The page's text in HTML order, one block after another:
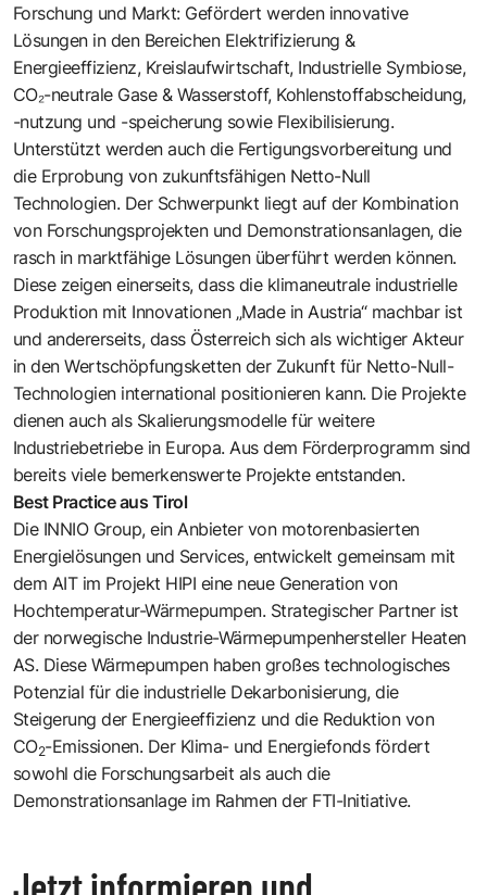
Forschung und Markt: Gefördert werden innovative
Lösungen in den Bereichen Elektrifizierung &
Energieeffizienz, Kreislaufwirtschaft, Industrielle Symbiose,
CO₂-neutrale Gase & Wasserstoff, Kohlenstoffabscheidung,
-nutzung und -speicherung sowie Flexibilisierung.
Unterstützt werden auch die Fertigungsvorbereitung und
die Erprobung von zukunftsfähigen Netto-Null
Technologien. Der Schwerpunkt liegt auf der Kombination
von Forschungsprojekten und Demonstrationsanlagen, die
rasch in marktfähige Lösungen überführt werden können.
Diese zeigen einerseits, dass die klimaneutrale industrielle
Produktion mit Innovationen „Made in Austria“ machbar ist
und andererseits, dass Österreich sich als wichtiger Akteur
in den Wertschöpfungsketten der Zukunft für Netto-Null-
Technologien international positionieren kann. Die Projekte
dienen auch als Skalierungsmodelle für weitere
Industriebetriebe in Europa. Aus dem Förderprogramm sind
bereits viele bemerkenswerte Projekte entstanden.
Best Practice aus Tirol
Die INNIO Group, ein Anbieter von motorenbasierten
Energielösungen und Services, entwickelt gemeinsam mit
dem AIT im Projekt HIPI eine neue Generation von
Hochtemperatur-Wärmepumpen. Strategischer Partner ist
der norwegische Industrie-Wärmepumpenhersteller Heaten
AS. Diese Wärmepumpen haben großes technologisches
Potenzial für die industrielle Dekarbonisierung, die
Steigerung der Energieeffizienz und die Reduktion von
CO2-Emissionen. Der Klima- und Energiefonds fördert
sowohl die Forschungsarbeit als auch die
Demonstrationsanlage im Rahmen der FTI-Initiative.
Jetzt informieren und